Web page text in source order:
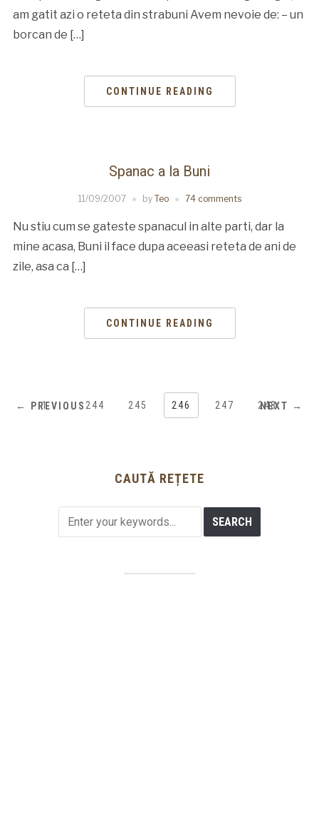
am gatit azi o reteta din strabuni Avem nevoie de: – un
borcan de […]
CONTINUE READING
Spanac a la Buni
11/09/2007 by Teo 74 comments
Nu stiu cum se gateste spanacul in alte parti, dar la
mine acasa, Buni il face dupa aceeasi reteta de ani de
zile, asa ca […]
CONTINUE READING
← PREVIOUS
1 … 244 245 246 247 248
NEXT →
CAUTĂ REȚETE